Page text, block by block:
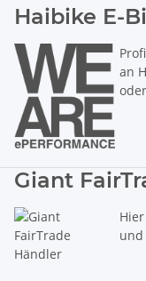
Haibike E-
an
Giant
und